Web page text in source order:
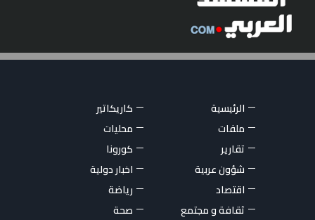
الرئيسية
كاريكاتير
ملفات
محليات
تقارير
كورونا
شؤون عربية
اخبار دولية
اقتصاد
رياضة
ثقافة و مجتمع
صحة